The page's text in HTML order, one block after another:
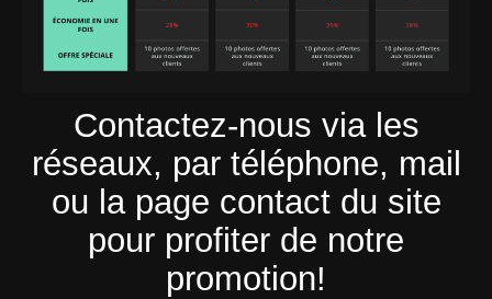
Contactez-nous via les
réseaux, par téléphone, mail
ou la page contact du site
pour profiter de notre
promotion!